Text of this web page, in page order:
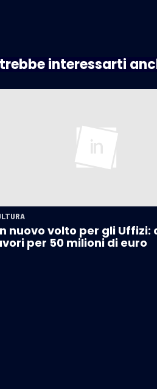
interessarti
nuovo volto per gli Uffizi:
per 50 milioni di euro